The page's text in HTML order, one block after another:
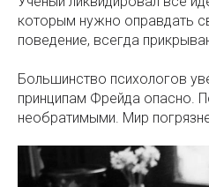
которым нужно оправдать
поведение, всегда
Большинство психологов
принципам Фрейда опасно.
необратимыми. Мир